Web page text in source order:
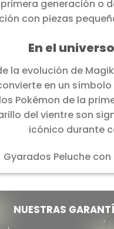
generación o
con piezas
En el
la evolución de
en un
Pokémon de la
del vientre son
icónico durante
Gyarados Peluche
NUESTRAS